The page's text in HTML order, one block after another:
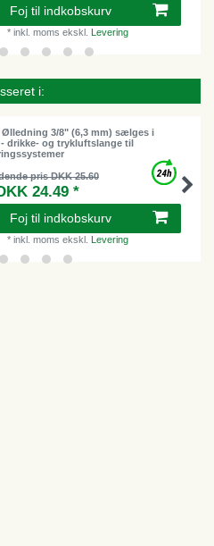
Foj til indkobskurv
* inkl. moms ekskl. Levering
i:
3/8" (6,3 mm) sælges i
- drikke- og trykluftslange til
pris DKK 25.60
24.49 *
Foj til indkobskurv
* inkl. moms ekskl. Levering